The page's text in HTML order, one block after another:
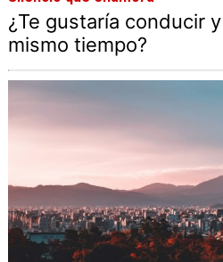
¿Te gustaría conducir
mismo tiempo?